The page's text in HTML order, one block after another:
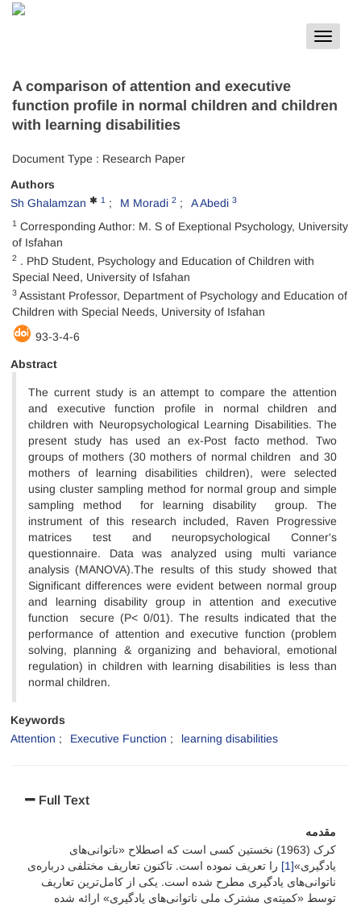
Toggle
A comparison of attention and executive
function profile in normal children and children
with learning disabilities
Document Type : Research Paper
Authors
Sh Ghalamzan
1 M Moradi 2 A Abedi 3
1 Corresponding Author: M. S of Exeptional Psychology, University
of Isfahan
2 . PhD Student, Psychology and Education of Children with
Special Need, University of Isfahan
3 Assistant Professor, Department of Psychology and Education of
Children with Special Needs, University of Isfahan
93-3-4-6
Abstract
The current study is an attempt to compare the attention
and executive function profile in normal children and
children with Neuropsychological Learning Disabilities. The
present study has used an ex-Post facto method. Two
groups of mothers (30 mothers of normal children and 30
mothers of learning disabilities children), were selected
using cluster sampling method for normal group and simple
sampling method for learning disability group. The
instrument of this research included, Raven Progressive
matrices test and neuropsychological Conner's
questionnaire. Data was analyzed using multi variance
analysis (MANOVA).The results of this study showed that
Significant differences were evident between normal group
and learning disability group in attention and executive
function secure (P< 0/01). The results indicated that the
performance of attention and executive function (problem
solving, planning & organizing and behavioral, emotional
regulation) in children with learning disabilities is less than
normal children.
Keywords
Attention
Executive Function learning disabilities
Full Text
مقدمه
کرک (1963) نخستین کسی است که اصطلاح «ناتوانی‌های
یادگیری»[1]
را تعریف نموده است. تاکنون تعاریف مختلفی درباره‌ی
ناتوانی‌های یادگیری مطرح شده است. یکی از کامل‌ترین تعاریف
توسط «کمیته‌ی مشترک ملی ناتوانی‌های یادگیری» ارائه شده